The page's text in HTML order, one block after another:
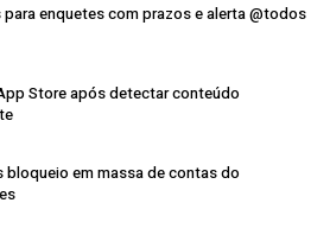
enquetes com prazos e alerta @todos
Store após detectar conteúdo
bloqueio em massa de contas do